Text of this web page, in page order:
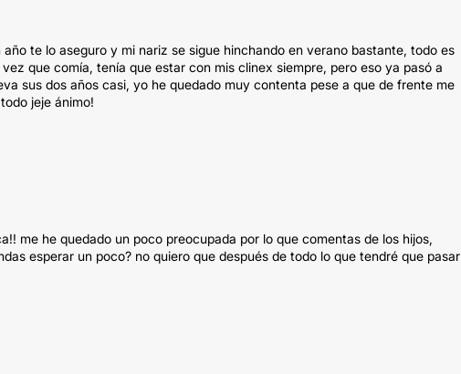
te lo aseguro y mi nariz se sigue hinchando en verano bastante, todo es
que comía, tenía que estar con mis clinex siempre, pero eso ya pasó a
sus dos años casi, yo he quedado muy contenta pese a que de frente me
jeje ánimo!
me he quedado un poco preocupada por lo que comentas de los hijos,
esperar un poco? no quiero que después de todo lo que tendré que pasar